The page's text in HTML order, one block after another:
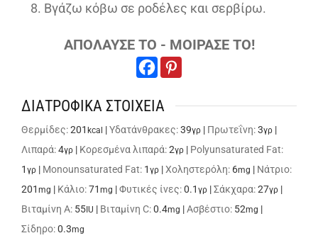
Βγάζω κόβω σε ροδέλες και σερβίρω.
ΑΠΟΛΑΥΣΕ ΤΟ - ΜΟΙΡΑΣΕ ΤΟ!
ΔΙΑΤΡΟΦΙΚΑ ΣΤΟΙΧΕΙΑ
Θερμίδες:201 kcal |Υδατάνθρακες:39γρ | Πρωτεΐνη:3γρ |
Λιπαρά:4γρ | Κορεσμένα λιπαρά:2γρ | Polyunsaturated Fat:
1 γρ | Monounsaturated Fat: 1 γρ |Χοληστερόλη: 6mg | Νάτριο:
201 mg | Κάλιο:71 mg |Φυτικές ίνες:0.1 γρ |Σάκχαρα:27γρ |
Βιταμίνη A: 55 IU | Βιταμίνη C:0.4mg |Ασβέστιο: 52mg |
Σίδηρο:0.3mg